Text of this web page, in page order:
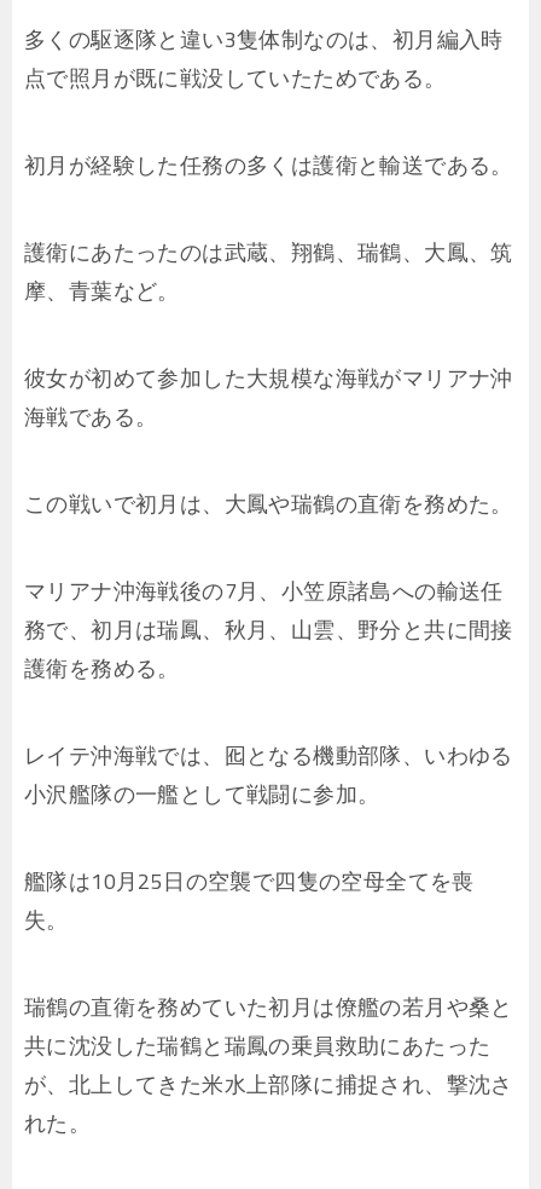
多くの駆逐隊と違い3隻体制なのは、初月編入時
点で照月が既に戦没していたためである。
初月が経験した任務の多くは護衛と輸送である。
護衛にあたったのは武蔵、翔鶴、瑞鶴、大鳳、筑
摩、青葉など。
彼女が初めて参加した大規模な海戦がマリアナ沖
海戦である。
この戦いで初月は、大鳳や瑞鶴の直衛を務めた。
マリアナ沖海戦後の7月、小笠原諸島への輸送任
務で、初月は瑞鳳、秋月、山雲、野分と共に間接
護衛を務める。
レイテ沖海戦では、囮となる機動部隊、いわゆる
小沢艦隊の一艦として戦闘に参加。
艦隊は10月25日の空襲で四隻の空母全てを喪
失。
瑞鶴の直衛を務めていた初月は僚艦の若月や桑と
共に沈没した瑞鶴と瑞鳳の乗員救助にあたった
が、北上してきた米水上部隊に捕捉され、撃沈さ
れた。